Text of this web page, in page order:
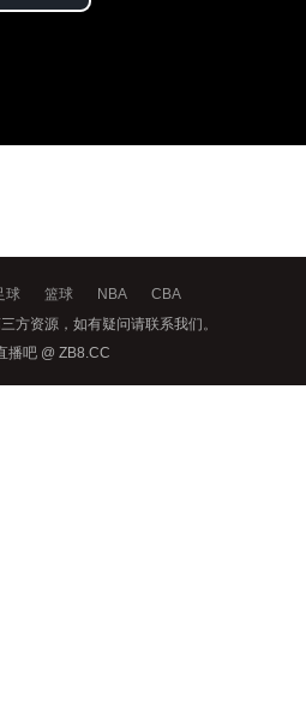
球 篮球 NBA
CBA
方资源，如有疑问请联系我们。
播吧 @ ZB8.CC